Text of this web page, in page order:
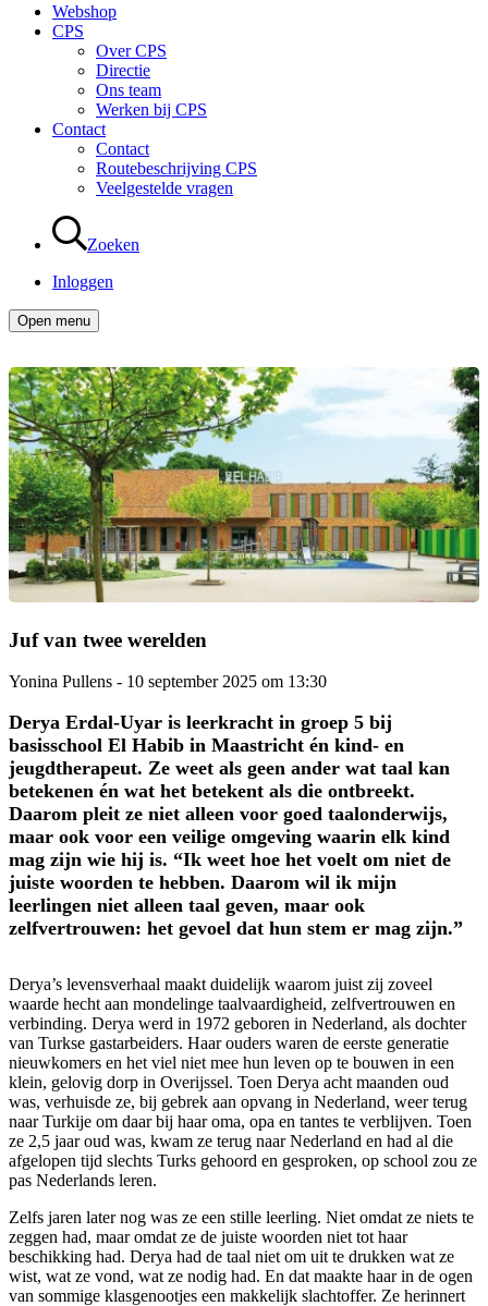
Webshop
CPS
Over CPS
Directie
Ons team
Werken bij CPS
Contact
Contact
Routebeschrijving CPS
Veelgestelde vragen
Zoeken
Inloggen
Open menu
Juf van twee werelden
Yonina Pullens - 10 september 2025 om 13:30
Derya Erdal-Uyar is leerkracht in groep 5 bij
basisschool El Habib in Maastricht én kind- en
jeugdtherapeut. Ze weet als geen ander wat taal kan
betekenen én wat het betekent als die ontbreekt.
Daarom pleit ze niet alleen voor goed taalonderwijs,
maar ook voor een veilige omgeving waarin elk kind
mag zijn wie hij is. “Ik weet hoe het voelt om niet de
juiste woorden te hebben. Daarom wil ik mijn
leerlingen niet alleen taal geven, maar ook
zelfvertrouwen: het gevoel dat hun stem er mag zijn.”
Derya’s levensverhaal maakt duidelijk waarom juist zij zoveel
waarde hecht aan mondelinge taalvaardigheid, zelfvertrouwen en
verbinding. Derya werd in 1972 geboren in Nederland, als dochter
van Turkse gastarbeiders. Haar ouders waren de eerste generatie
nieuwkomers en het viel niet mee hun leven op te bouwen in een
klein, gelovig dorp in Overijssel. Toen Derya acht maanden oud
was, verhuisde ze, bij gebrek aan opvang in Nederland, weer terug
naar Turkije om daar bij haar oma, opa en tantes te verblijven. Toen
ze 2,5 jaar oud was, kwam ze terug naar Nederland en had al die
afgelopen tijd slechts Turks gehoord en gesproken, op school zou ze
pas Nederlands leren.
Zelfs jaren later nog was ze een stille leerling. Niet omdat ze niets te
zeggen had, maar omdat ze de juiste woorden niet tot haar
beschikking had. Derya had de taal niet om uit te drukken wat ze
wist, wat ze vond, wat ze nodig had. En dat maakte haar in de ogen
van sommige klasgenootjes een makkelijk slachtoffer. Ze herinnert